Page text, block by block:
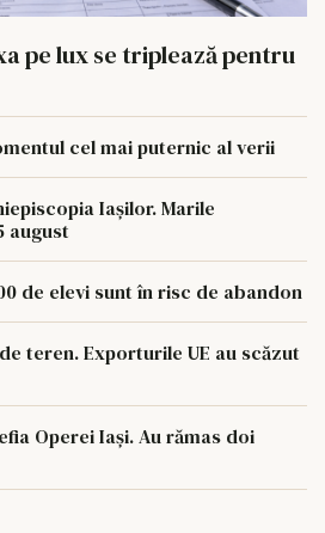
pe lux se triplează pentru
cel mai puternic al verii
Iașilor. Marile
august
de elevi sunt în risc de abandon
teren. Exporturile UE au scăzut
Operei Iași. Au rămas doi